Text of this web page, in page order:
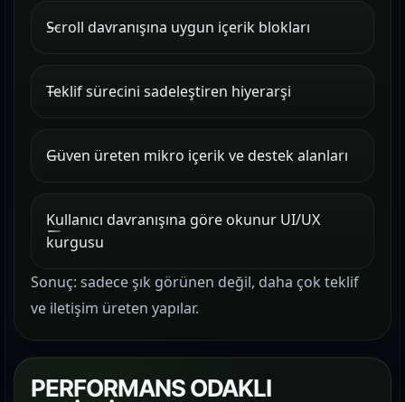
Scroll davranışına uygun içerik blokları
Teklif sürecini sadeleştiren hiyerarşi
Güven üreten mikro içerik ve destek alanları
Kullanıcı davranışına göre okunur UI/UX
kurgusu
Sonuç: sadece şık görünen değil, daha çok teklif
ve iletişim üreten yapılar.
PERFORMANS ODAKLI